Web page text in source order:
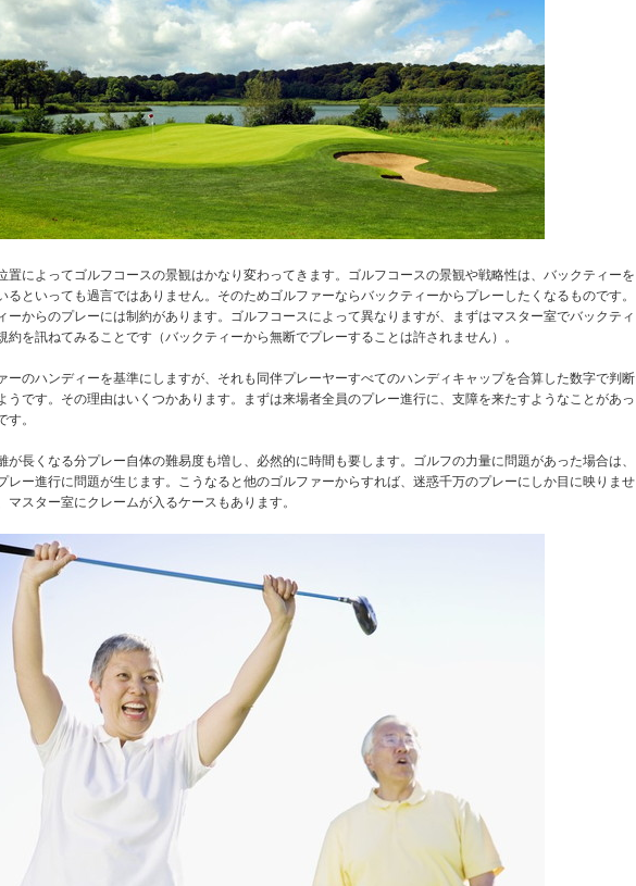
置によってゴルフコースの景観はかなり変わってきます。ゴルフコースの景観や戦略性は、バックティーを
るといっても過言ではありません。そのためゴルファーならバックティーからプレーしたくなるものです。
ーからのプレーには制約があります。ゴルフコースによって異なりますが、まずはマスター室でバックティ
約を訊ねてみることです（バックティーから無断でプレーすることは許されません）。
ーのハンディーを基準にしますが、それも同伴プレーヤーすべてのハンディキャップを合算した数字で判断
うです。その理由はいくつかあります。まずは来場者全員のプレー進行に、支障を来たすようなことがあっ
。
が長くなる分プレー自体の難易度も増し、必然的に時間も要します。ゴルフの力量に問題があった場合は、
レー進行に問題が生じます。こうなると他のゴルファーからすれば、迷惑千万のプレーにしか目に映りませ
マスター室にクレームが入るケースもあります。